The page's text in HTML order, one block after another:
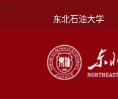
>
东北石油大学